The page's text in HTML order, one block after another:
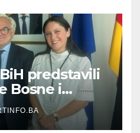
predstavili
Bosne i